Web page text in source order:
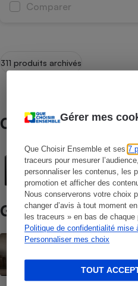
Gérer mes
Que Choisir Ensemble et ses7
traceurs pour mesurer
personnaliser les contenus, les
promotion et afficher des
Nous conserverons votre choix
changer d’avis à tout moment
les traceurs » en bas de chaque
Politique de confidentialité mise
Personnaliser mes choix
TOUT
Comparer
311 produits archivés
Comparateur /
Fours à
Guide d’achat
Four à micro-